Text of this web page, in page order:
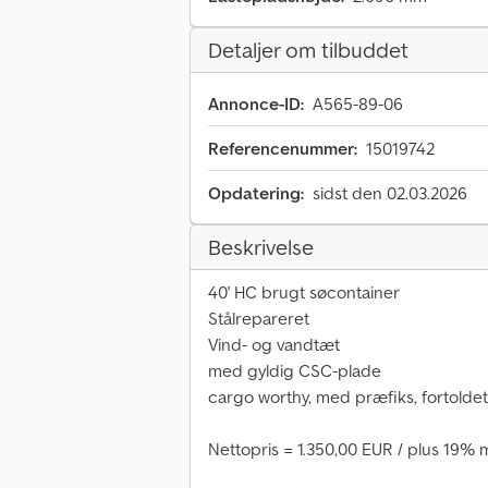
Detaljer om tilbuddet
Annonce-ID: A565-89-06
Referencenummer: 15019742
Opdatering: sidst den 02.03.2026
Beskrivelse
40' HC brugt søcontainer
Stålrepareret
Vind- og vandtæt
med gyldig CSC-plade
cargo worthy, med præfiks,
Nettopris = 1.350,00 EUR / plus 19%